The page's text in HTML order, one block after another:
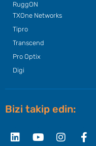
RuggON
TXOne Networks
Tipro
Transcend
Pro Optix
Digi
Bizi takip edin:
f